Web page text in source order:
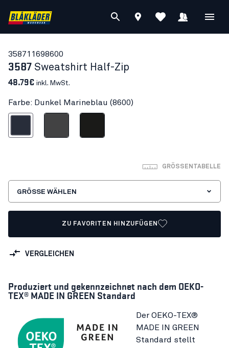
358711698600
3587 Sweatshirt Half-Zip
48.79€ inkl. MwSt.
Farbe: Dunkel Marineblau (8600)
GRÖSSENTABELLE
GRÖSSE WÄHLEN
ZU FAVORITEN HINZUFÜGEN
VERGLEICHEN
Produziert und gekennzeichnet nach dem OEKO-
TEX® MADE IN GREEN Standard
Der OEKO-TEX®
MADE IN GREEN
Standard stellt